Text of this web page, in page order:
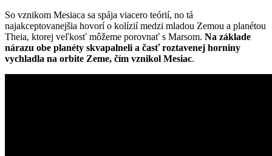
So vznikom Mesiaca sa spája viacero teórií, no tá
najakceptovanejšia hovorí o kolízií medzi mladou Zemou a planétou
Theia, ktorej veľkosť môžeme porovnať s Marsom. Na základe
nárazu obe planéty skvapalneli a časť roztavenej horniny
vychladla na orbite Zeme, čím vznikol Mesiac.